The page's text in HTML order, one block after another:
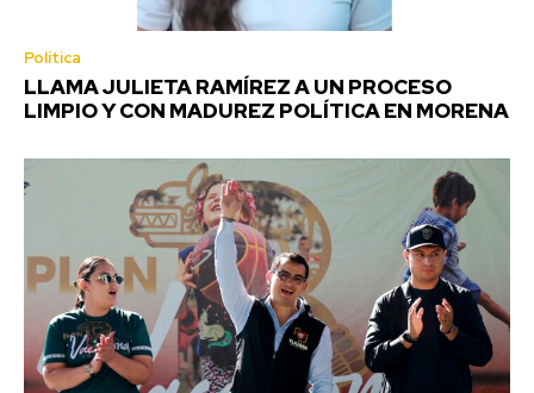
Política
LLAMA JULIETA RAMÍREZ A UN PROCESO
LIMPIO Y CON MADUREZ POLÍTICA EN MORENA